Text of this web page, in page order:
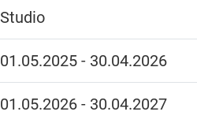
Studio
01.05.2025 - 30.04.2026
01.05.2026 - 30.04.2027